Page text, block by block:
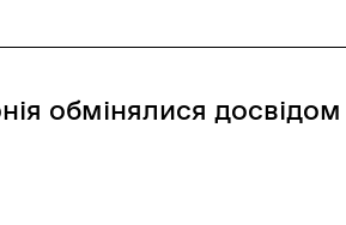
прокурора
обмінялися досвідом